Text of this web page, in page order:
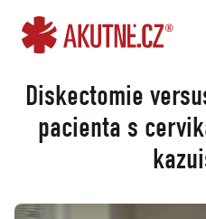
Diskectomie
pacienta s